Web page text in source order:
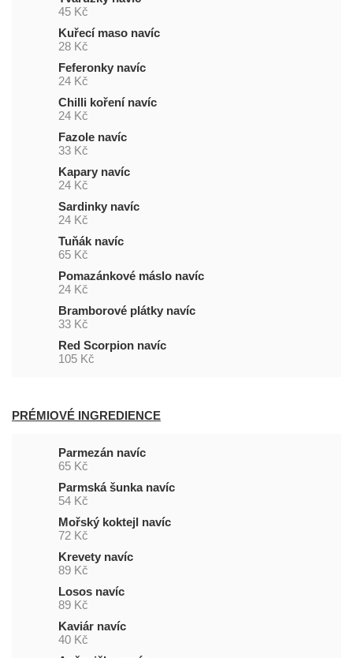
45 Kč
Kuřecí maso navíc
28 Kč
Feferonky navíc
24 Kč
Chilli koření navíc
24 Kč
Fazole navíc
33 Kč
Kapary navíc
24 Kč
Sardinky navíc
24 Kč
Tuňák navíc
65 Kč
Pomazánkové máslo navíc
24 Kč
Bramborové plátky navíc
33 Kč
Red Scorpion navíc
105 Kč
PRÉMIOVÉ INGREDIENCE
Parmezán navíc
65 Kč
Parmská šunka navíc
54 Kč
Mořský koktejl navíc
72 Kč
Krevety navíc
89 Kč
Losos navíc
89 Kč
Kaviár navíc
40 Kč